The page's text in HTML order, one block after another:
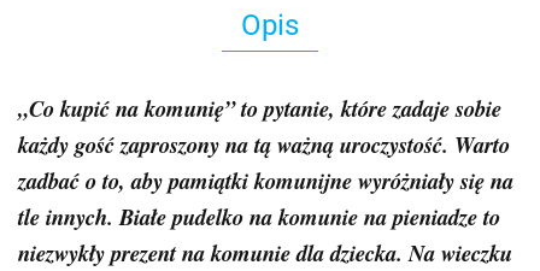
Opis
„Co kupić na komunię” to pytanie, które zadaje sobie
każdy gość zaproszony na tą ważną uroczystość. Warto
zadbać o to, aby pamiątki komunijne wyróżniały się na
tle innych. Białe pudelko na komunie na pieniadze to
niezwykły prezent na komunie dla dziecka. Na wieczku